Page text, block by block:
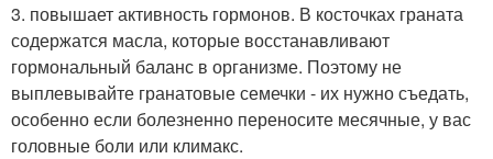
3. повышает активность гормонов. В косточках граната
содержатся масла, которые восстанавливают
гормональный баланс в организме. Поэтому не
выплевывайте гранатовые семечки - их нужно съедать,
особенно если болезненно переносите месячные, у вас
головные боли или климакс.